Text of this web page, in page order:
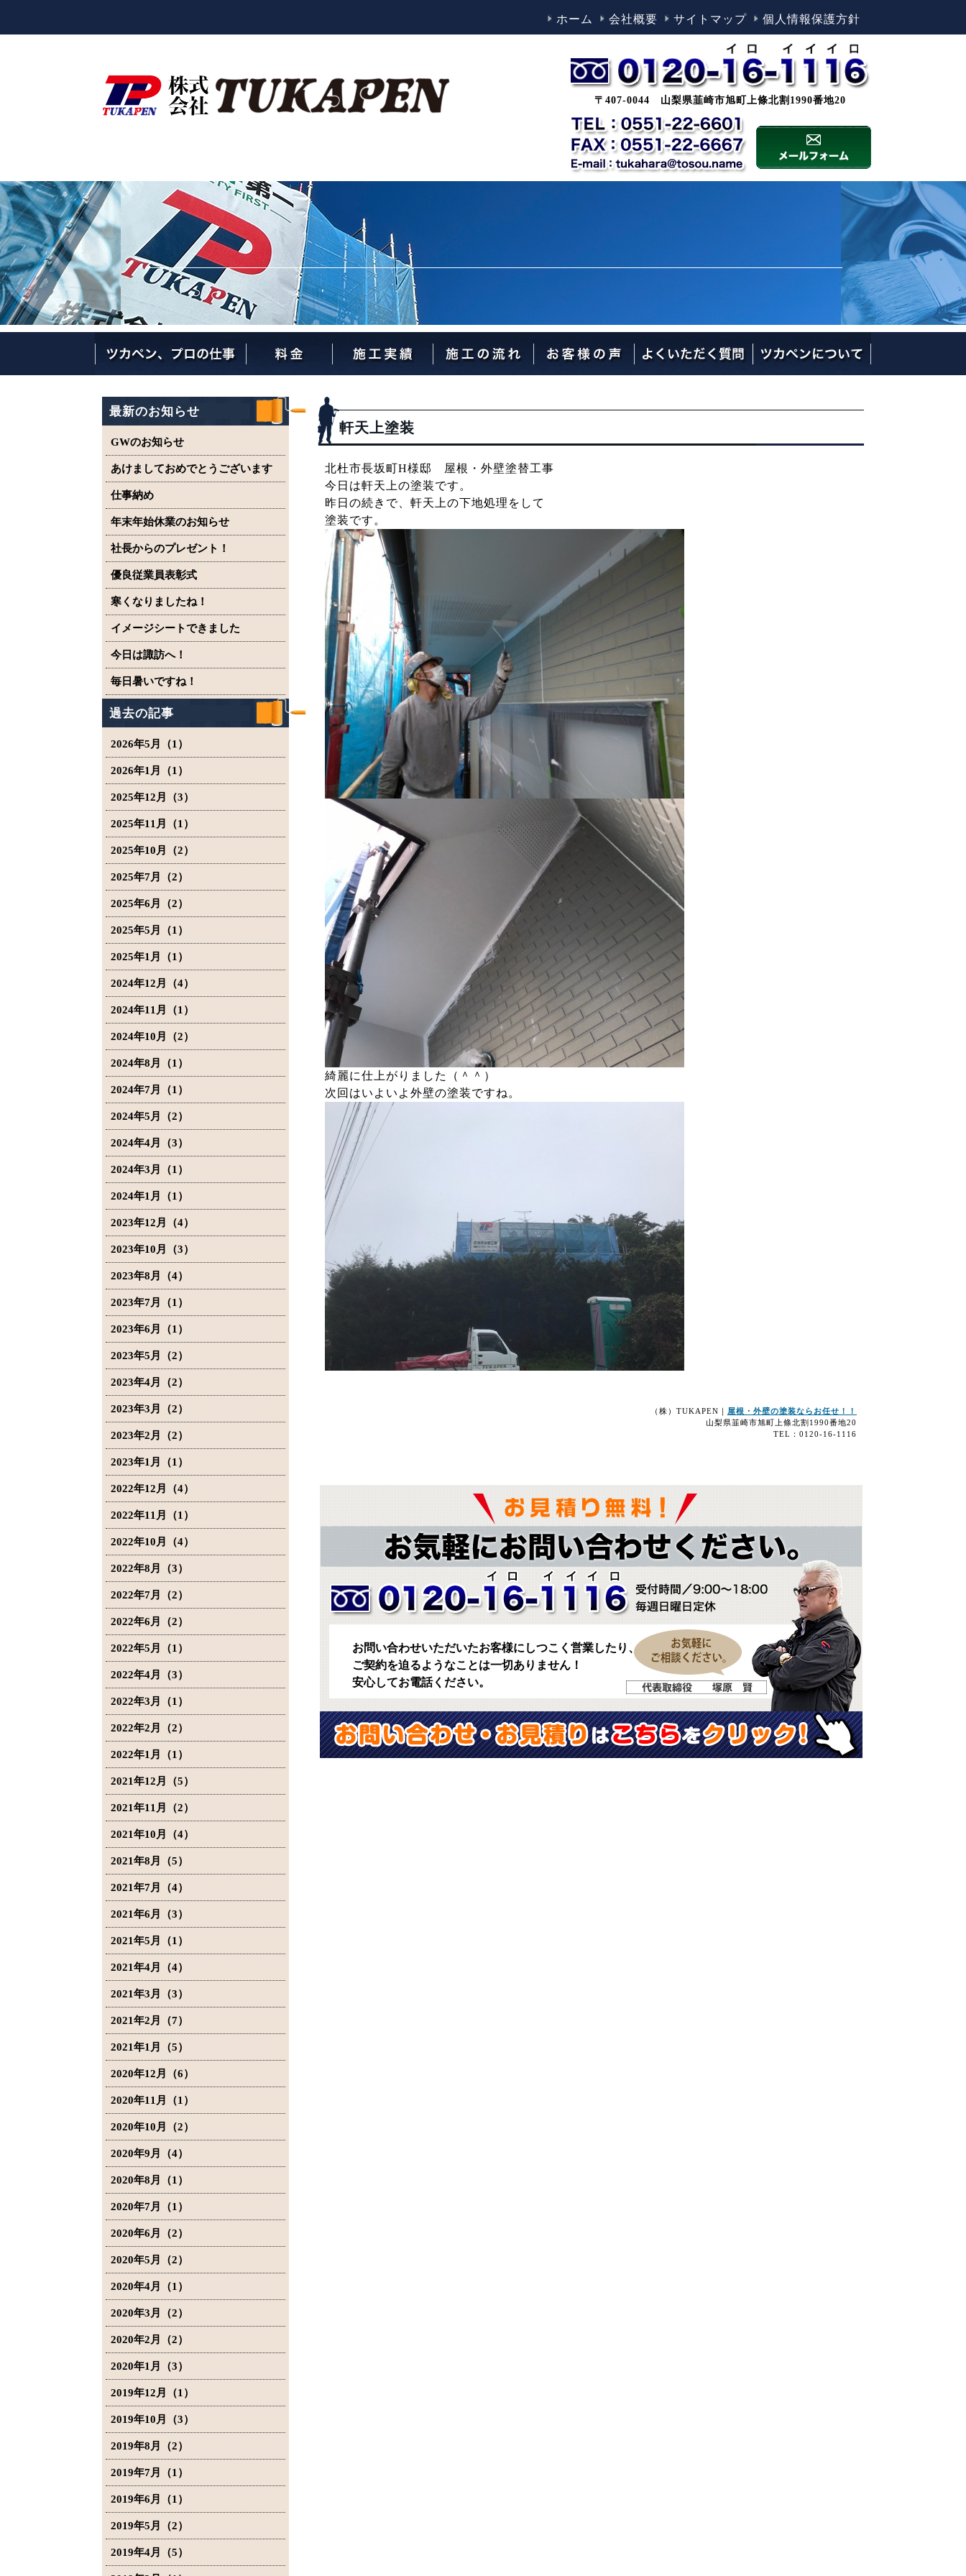
ホーム 会社概要 サイトマップ 個人情報保護方針
〒407-0044 山梨県韮崎市旭町上條北割1990番地20
最新のお知らせ
GWのお知らせ
あけましておめでとうございます
仕事納め
年末年始休業のお知らせ
社長からのプレゼント！
優良従業員表彰式
寒くなりましたね！
イメージシートできました
今日は諏訪へ！
毎日暑いですね！
過去の記事
2026年5月（1）
2026年1月（1）
2025年12月（3）
2025年11月（1）
2025年10月（2）
2025年7月（2）
2025年6月（2）
2025年5月（1）
2025年1月（1）
2024年12月（4）
2024年11月（1）
2024年10月（2）
2024年8月（1）
2024年7月（1）
2024年5月（2）
2024年4月（3）
2024年3月（1）
2024年1月（1）
2023年12月（4）
2023年10月（3）
2023年8月（4）
2023年7月（1）
2023年6月（1）
2023年5月（2）
2023年4月（2）
2023年3月（2）
2023年2月（2）
2023年1月（1）
2022年12月（4）
2022年11月（1）
2022年10月（4）
2022年8月（3）
2022年7月（2）
2022年6月（2）
2022年5月（1）
2022年4月（3）
2022年3月（1）
2022年2月（2）
2022年1月（1）
2021年12月（5）
2021年11月（2）
2021年10月（4）
2021年8月（5）
2021年7月（4）
2021年6月（3）
2021年5月（1）
2021年4月（4）
2021年3月（3）
2021年2月（7）
2021年1月（5）
2020年12月（6）
2020年11月（1）
2020年10月（2）
2020年9月（4）
2020年8月（1）
2020年7月（1）
2020年6月（2）
2020年5月（2）
2020年4月（1）
2020年3月（2）
2020年2月（2）
2020年1月（3）
2019年12月（1）
2019年10月（3）
2019年8月（2）
2019年7月（1）
2019年6月（1）
2019年5月（2）
2019年4月（5）
軒天上塗装
北杜市長坂町H様邸 屋根・外壁塗替工事
今日は軒天上の塗装です。
昨日の続きで、軒天上の下地処理をして
塗装です。
綺麗に仕上がりました（＾＾）
次回はいよいよ外壁の塗装ですね。
（株）TUKAPEN｜ 屋根・外壁の塗装ならお任せ！！
山梨県韮崎市旭町上條北割1990番地20
TEL：0120-16-1116
お問い合わせいただいたお客様にしつこく営業したり、
ご契約を迫るようなことは一切ありません！
安心してお電話ください。